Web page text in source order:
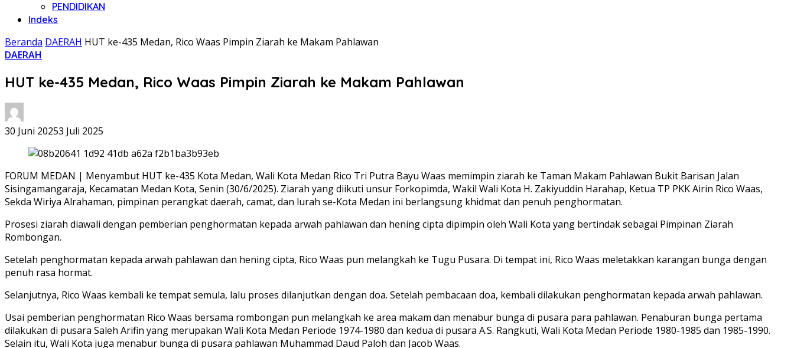
PENDIDIKAN
Indeks
Beranda DAERAH HUT ke-435 Medan, Rico Waas Pimpin Ziarah ke Makam Pahlawan
DAERAH
HUT ke-435 Medan, Rico Waas Pimpin Ziarah ke Makam Pahlawan
30 Juni 20253 Juli 2025
FORUM MEDAN | Menyambut HUT ke-435 Kota Medan, Wali Kota Medan Rico Tri Putra Bayu Waas memimpin ziarah ke Taman Makam Pahlawan Bukit Barisan Jalan
Sisingamangaraja, Kecamatan Medan Kota, Senin (30/6/2025). Ziarah yang diikuti unsur Forkopimda, Wakil Wali Kota H. Zakiyuddin Harahap, Ketua TP PKK Airin Rico Waas,
Sekda Wiriya Alrahaman, pimpinan perangkat daerah, camat, dan lurah se-Kota Medan ini berlangsung khidmat dan penuh penghormatan.
Prosesi ziarah diawali dengan pemberian penghormatan kepada arwah pahlawan dan hening cipta dipimpin oleh Wali Kota yang bertindak sebagai Pimpinan Ziarah
Rombongan.
Setelah penghormatan kepada arwah pahlawan dan hening cipta, Rico Waas pun melangkah ke Tugu Pusara. Di tempat ini, Rico Waas meletakkan karangan bunga dengan
penuh rasa hormat.
Selanjutnya, Rico Waas kembali ke tempat semula, lalu proses dilanjutkan dengan doa. Setelah pembacaan doa, kembali dilakukan penghormatan kepada arwah pahlawan.
Usai pemberian penghormatan Rico Waas bersama rombongan pun melangkah ke area makam dan menabur bunga di pusara para pahlawan. Penaburan bunga pertama
dilakukan di pusara Saleh Arifin yang merupakan Wali Kota Medan Periode 1974-1980 dan kedua di pusara A.S. Rangkuti, Wali Kota Medan Periode 1980-1985 dan 1985-1990.
Selain itu, Wali Kota juga menabur bunga di pusara pahlawan Muhammad Daud Paloh dan Jacob Waas.